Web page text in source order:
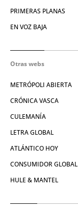
PRIMERAS PLANAS
EN VOZ BAJA
Otras webs
METRÓPOLI ABIERTA
CRÓNICA VASCA
CULEMANÍA
LETRA GLOBAL
ATLÁNTICO HOY
CONSUMIDOR GLOBAL
HULE & MANTEL